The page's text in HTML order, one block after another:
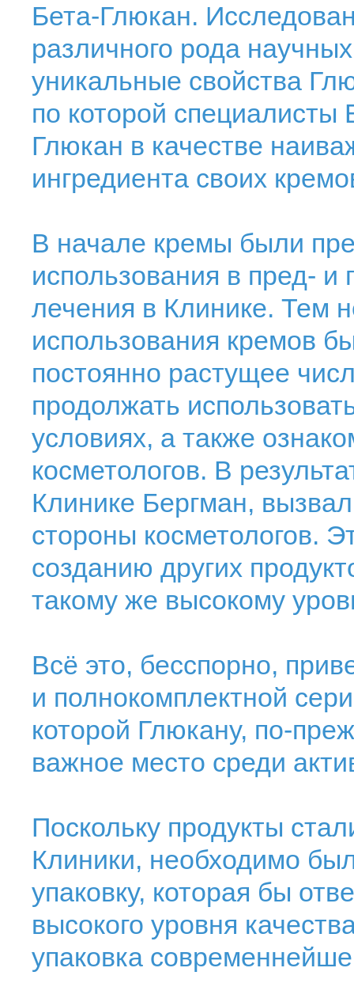
Бета-Глюкан.
различного рода
уникальные свойства
по которой
Глюкан в качестве
ингредиента своих
В начале кремы были
использования в пред-
лечения в Клинике. Тем
использования кремов
постоянно растущее
продолжать
условиях, а также
косметологов. В
Клинике Бергман,
стороны косметологов.
созданию других
такому же высокому
Всё это, бесспорно,
и полнокомплектной
которой Глюкану, по-
важное место среди
Поскольку продукты
Клиники, необходимо
упаковку, которая бы
высокого уровня
упаковка